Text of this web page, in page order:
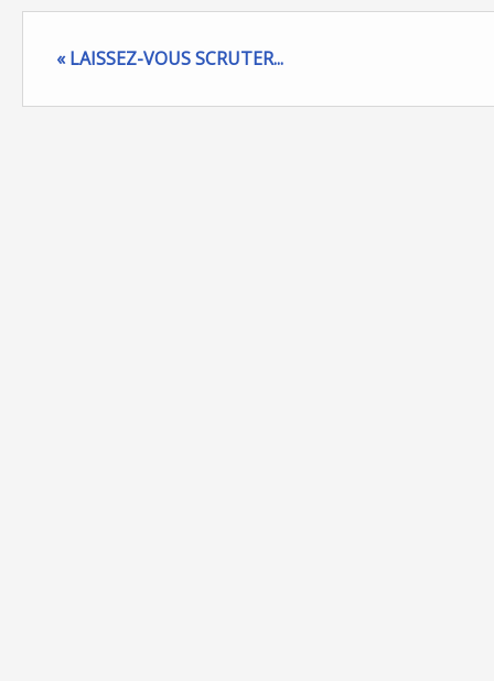
« LAISSEZ-VOUS SCRUTER...